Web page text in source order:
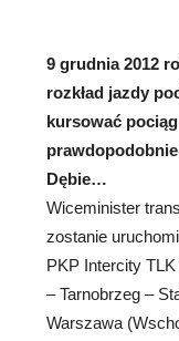
9 grudnia 2012
rozkład jazdy
kursować
Dębie…
Wiceminister
zostanie
PKP Intercity
– Tarnobrzeg –
Warszawa